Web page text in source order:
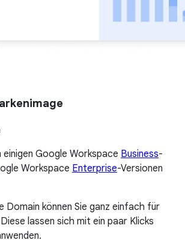
einigen Google Workspace Business-
Workspace Enterprise-Versionen
Domain können Sie ganz einfach für
lassen sich mit ein paar Klicks